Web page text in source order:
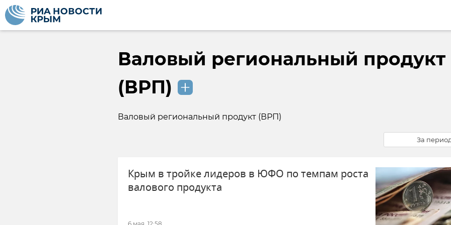
Валовый региональный продукт
(ВРП)
Валовый региональный продукт (ВРП)
За
Крым в тройке лидеров в ЮФО по темпам роста
валового продукта
6 мая, 12:58